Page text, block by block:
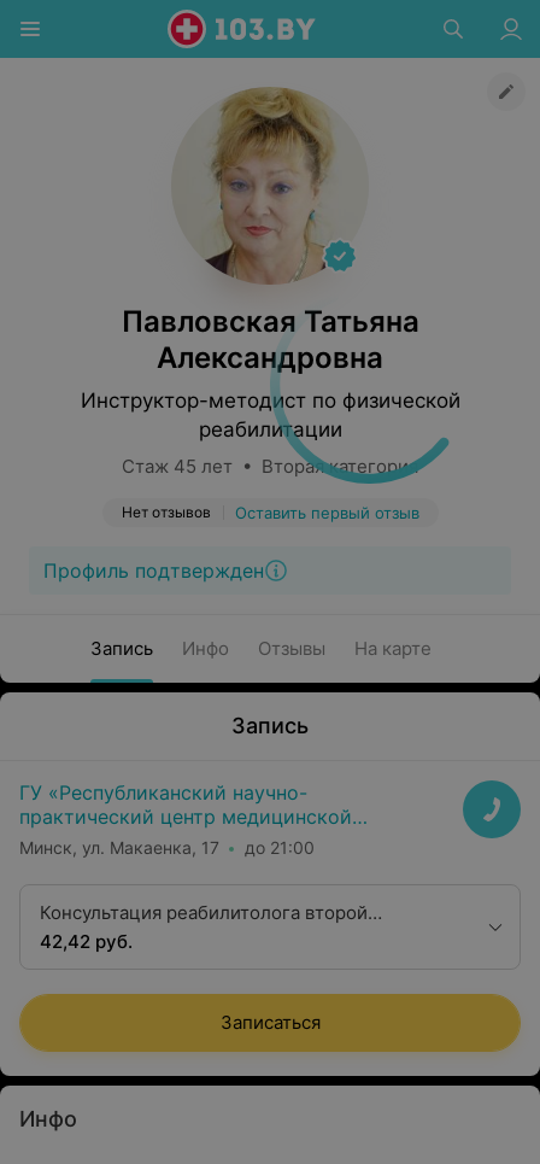
Павловская Татьяна
Александровна
Инструктор-методист по физической
реабилитации
Стаж 45 лет • Вторая категория
Нет отзывов Оставить первый отзыв
Профиль подтвержден
Запись Инфо Отзывы На карте
Запись
ГУ «Республиканский научно-
практический центр медицинской
экспертизы и реабилитаци»
Минск, ул. Макаенка, 17 до 21:00
Консультация реабилитолога второй
квалификационной категории
42,42 руб.
Записаться
Инфо